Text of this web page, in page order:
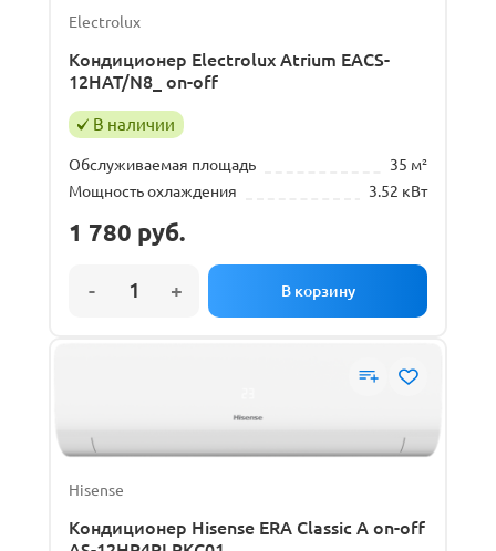
Electrolux
Кондиционер Electrolux Atrium EACS-
12HAT/N8_ on-off
В наличии
Обслуживаемая площадь
35 м²
Мощность охлаждения
3.52 кВт
1 780 руб.
Hisense
Кондиционер Hisense ERA Classic A on-off